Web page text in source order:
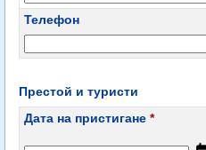
Телефон
Престой и туристи
Дата на пристигане *